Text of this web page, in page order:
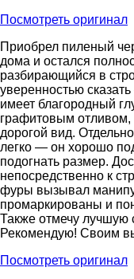
Посмотреть оригинал
Приобрел пиленый
дома и остался
разбирающийся в
уверенностью
имеет благородный
графитовым отливом,
дорогой вид.
легко — он хорошо
подогнать размер.
непосредственно к
фуры вызывал
промаркированы и
Также отмечу лучшую
Рекомендую! Своим
Посмотреть оригинал